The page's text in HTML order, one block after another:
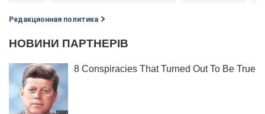
Редакционная политика